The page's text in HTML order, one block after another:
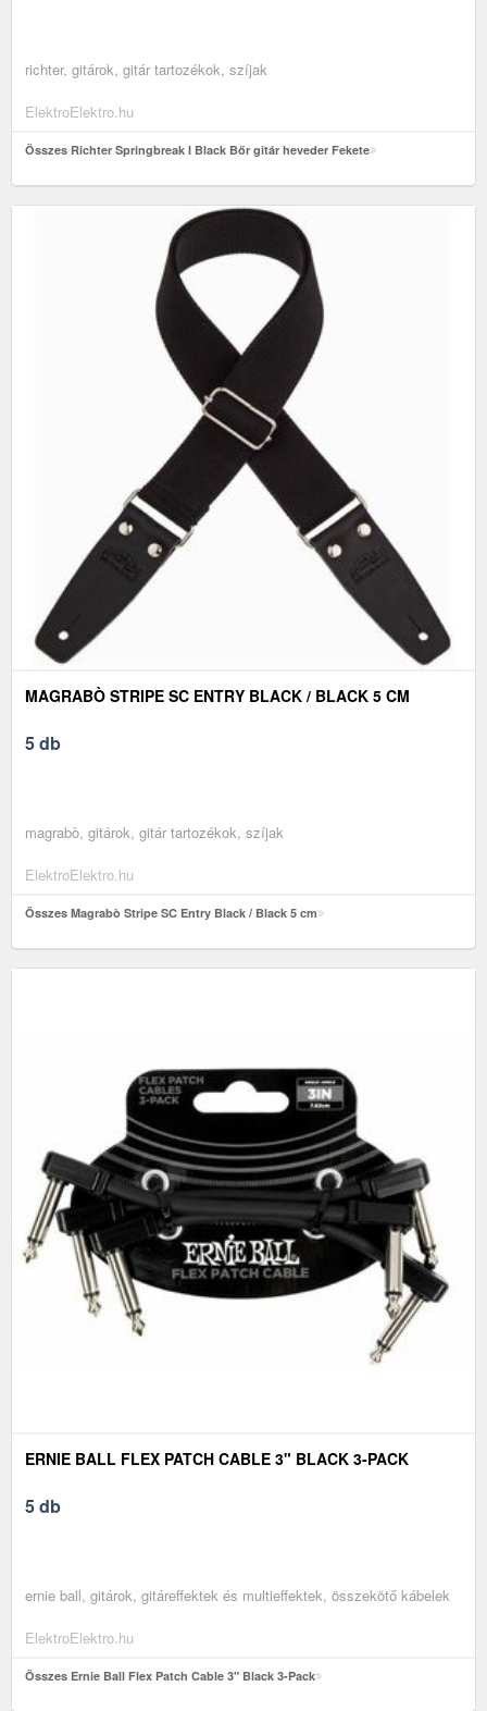
richter, gitárok, gitár tartozékok, szíjak
ElektroElektro.hu
Összes Richter Springbreak I Black Bőr gitár heveder Fekete
MAGRABÒ STRIPE SC ENTRY BLACK / BLACK 5 CM
5 db
magrabò, gitárok, gitár tartozékok, szíjak
ElektroElektro.hu
Összes Magrabò Stripe SC Entry Black / Black 5 cm
ERNIE BALL FLEX PATCH CABLE 3" BLACK 3-PACK
5 db
ernie ball, gitárok, gitáreffektek és multieffektek, összekötő kábelek
ElektroElektro.hu
Összes Ernie Ball Flex Patch Cable 3" Black 3-Pack